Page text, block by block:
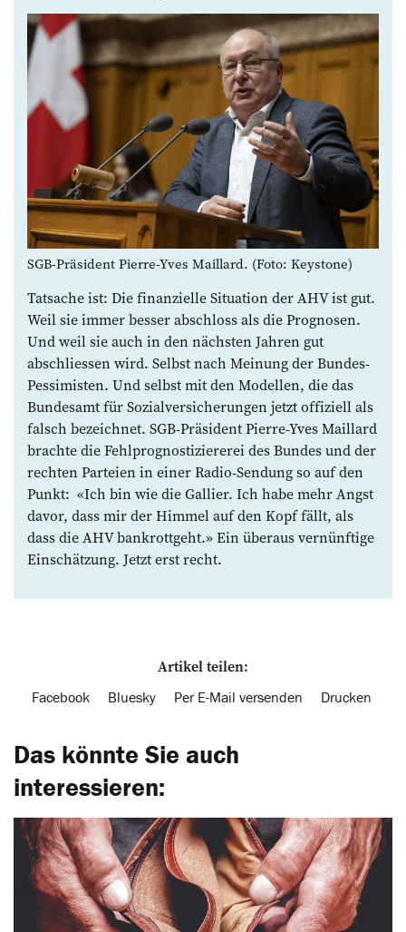
SGB-Präsident Pierre-Yves Maillard. (Foto: Keystone)
Tatsache ist: Die finanzielle Situation der AHV ist gut.
Weil sie immer besser abschloss als die Prognosen.
Und weil sie auch in den nächsten Jahren gut
abschliessen wird. Selbst nach Meinung der Bundes-
Pessimisten. Und selbst mit den Modellen, die das
Bundesamt für Sozialversicherungen jetzt offiziell als
falsch bezeichnet. SGB-Präsident Pierre-Yves Maillard
brachte die Fehlprognostiziererei des Bundes und der
rechten Parteien in einer Radio-Sendung so auf den
Punkt: «Ich bin wie die Gallier. Ich habe mehr Angst
davor, dass mir der Himmel auf den Kopf fällt, als
dass die AHV bankrottgeht.» Ein überaus vernünftige
Einschätzung. Jetzt erst recht.
Artikel teilen:
Facebook Bluesky Per E-Mail versenden Drucken
Das könnte Sie auch
interessieren: